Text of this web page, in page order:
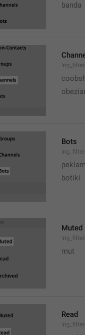
banda
Bots
botiki
Muted
mut
Read